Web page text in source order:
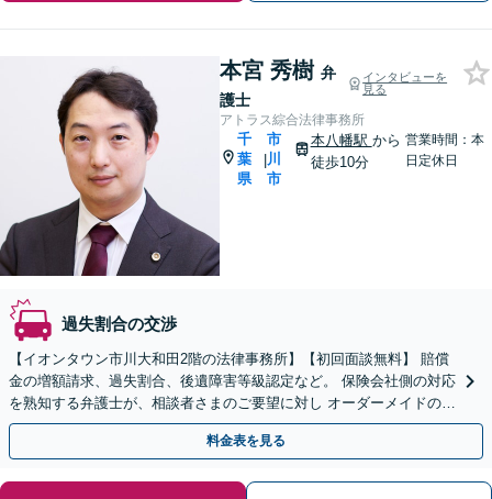
本宮 秀樹 弁
護士
インタビューを
見る
アトラス綜合法律事務所
千
葉
県
|
市
川
市
本八幡駅 から
徒歩10分
営業時間：本
日定休日
過失割合の交渉
【イオンタウン市川大和田2階の法律事務所】【初回面談無料】 賠償
金の増額請求、過失割合、後遺障害等級認定など。 保険会社側の対応
を熟知する弁護士が、相談者さまのご要望に対し オーダーメイドの解
決策を提案します。【電話相談可】
料金表を見る